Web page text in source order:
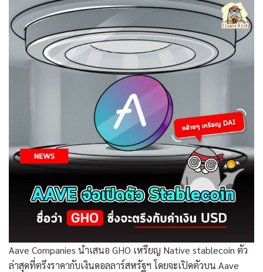
Aave Companies นำเสนอ GHO เหรียญ Native stablecoin ตัว
ล่าสุดที่ตรึงราคากับเงินดอลลาร์สหรัฐฯ โดยจะเปิดตัวบน Aave